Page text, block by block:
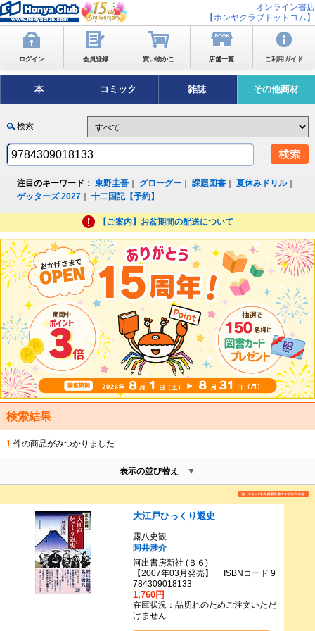
オンライン書店
【ホンヤクラブドットコム】
ログイン 会員登録 買い物かご 店舗一覧 ご利用ガイド
本 コミック 雑誌 その他商材
検索
注目のキーワード： 東野圭吾 グローグー ｜課題図書 ｜夏休みドリル｜
ゲッターズ 2027 ｜十二国記【予約】
【ご案内】お盆期間の配送について
検索結果
1 件の商品がみつかりました
表示の並び替え
大江戸ひっくり返史
露八史観
阿井渉介
河出書房新社 (Ｂ６)
【2007年03月発売】 ISBNコード 9
784309018133
1,760円
在庫状況：品切れのためご注文いただ
けません